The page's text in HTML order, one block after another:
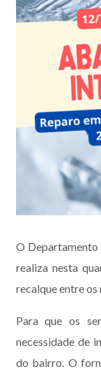
O Departamento
realiza nesta
recalque entre os
Para que os
necessidade de
do bairro. O